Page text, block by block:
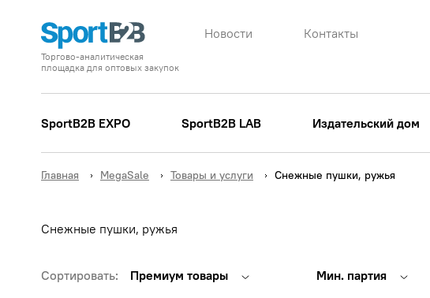
Торгово-аналитическая
площадка для оптовых закупок
Новости Контакты
SportB2B EXPO SportB2B LAB Издательский дом
Главная MegaSale Товары и услуги Снежные пушки, ружья
Снежные пушки, ружья
Сортировать: Премиум товары Мин. партия